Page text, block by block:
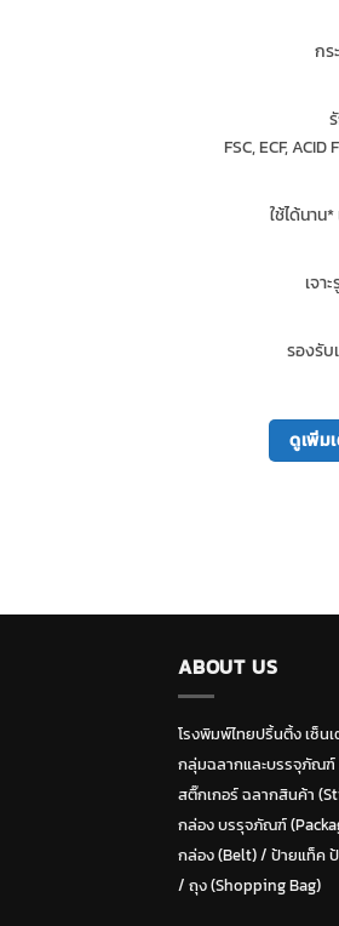
กร
FSC, ECF, ACID
ใช้ได้นาน
เจา
รองรั
ดูเพิ่ม
ABOUT US
โรงพิมพ์ไทยปริ้นติ้ง เซ็น
กลุ่มฉลากและบรรจุภัณฑ์
สติ๊กเกอร์ ฉลากสินค้า
กล่อง บรรุจภัณฑ์
กล่อง (Belt)/ ป้ายแท็ค
/ ถุง (Shopping Bag)